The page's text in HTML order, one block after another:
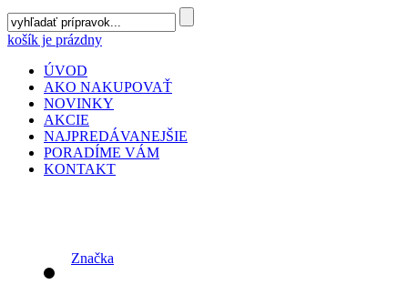
košík je prázdny
ÚVOD
AKO NAKUPOVAŤ
NOVINKY
AKCIE
NAJPREDÁVANEJŠIE
PORADÍME VÁM
KONTAKT
Značka